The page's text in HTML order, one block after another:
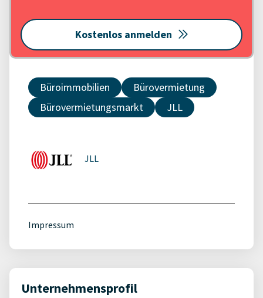
Kostenlos anmelden
Büroimmobilien
Bürovermietung
Bürovermietungsmarkt
JLL
JLL
Impressum
Unternehmensprofil